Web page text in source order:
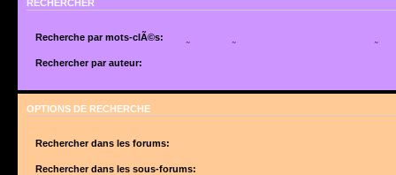
RECHERCHER
Recherche par mots-clÃ©s:
suite de mots sÃ©parÃ©s par des
Utilisez un * comme joker pour des recherches partielles.
Rechercher par auteur:
OPTIONS DE RECHERCHE
Rechercher dans les forums:
forums sont automatiquement inclus si vous ne dÃ©sactivez pas lâ€™option ci-
Rechercher dans les sous-forums: